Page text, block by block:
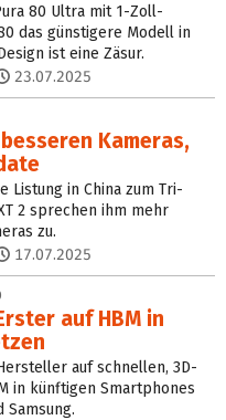
80 Ultra mit 1-Zoll-
das günstigere Modell in
ist eine Zäsur.
23.07.2025
Kameras,
Listung in China zum Tri-
2 sprechen ihm mehr
zu.
17.07.2025
auf HBM in
auf schnellen, 3D-
in künftigen Smartphones